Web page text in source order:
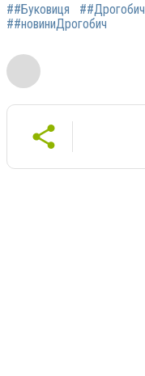
##Буковиця ##Дрогобич
##новиниДрогобич